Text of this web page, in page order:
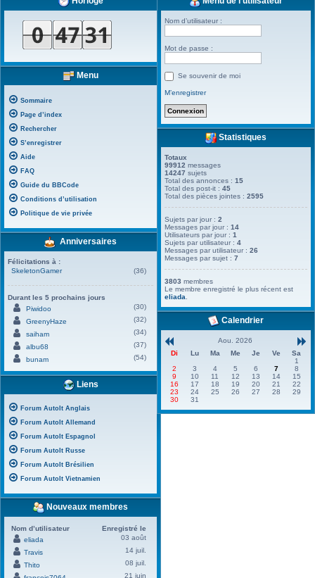
Menu
Sommaire
Page d’index
Rechercher
S’enregistrer
Aide
FAQ
Guide du BBCode
Conditions d’utilisation
Politique de vie privée
Anniversaires
Félicitations à :
SkeletonGamer
(36)
Durant les 5 prochains jours
Piwidoo
(30)
GreenyHaze
(32)
saiham
(34)
albu68
(37)
bunam
(54)
Liens
Forum AutoIt Anglais
Forum AutoIt Allemand
Forum AutoIt Espagnol
Forum AutoIt Russe
Forum AutoIt Brésilien
Forum AutoIt Vietnamien
Nouveaux membres
Nom d’utilisateur
Enregistré le
eliada
03 août
Travis
14 juil.
Thito
08 juil.
21 juin
Nom d’utilisateur :
Mot de passe :
Se souvenir de moi
M’enregistrer
Statistiques
Totaux
99912 messages
14247 sujets
Total des annonces :15
Total des post-it :45
Total des pièces jointes :2595
Sujets par jour :2
Messages par jour :14
Utilisateurs par jour :1
Sujets par utilisateur :4
Messages par utilisateur :26
Messages par sujet :7
3803 membres
Le membre enregistré le plus récent est
eliada
Calendrier
Aou. 2026
Di
Lu Ma Me Je Ve
Sa
1
2
3 4 5 6 7
8
9
10 11 12 13 14
15
16
17 18 19 20 21
22
23
24 25 26 27 28
29
30
31